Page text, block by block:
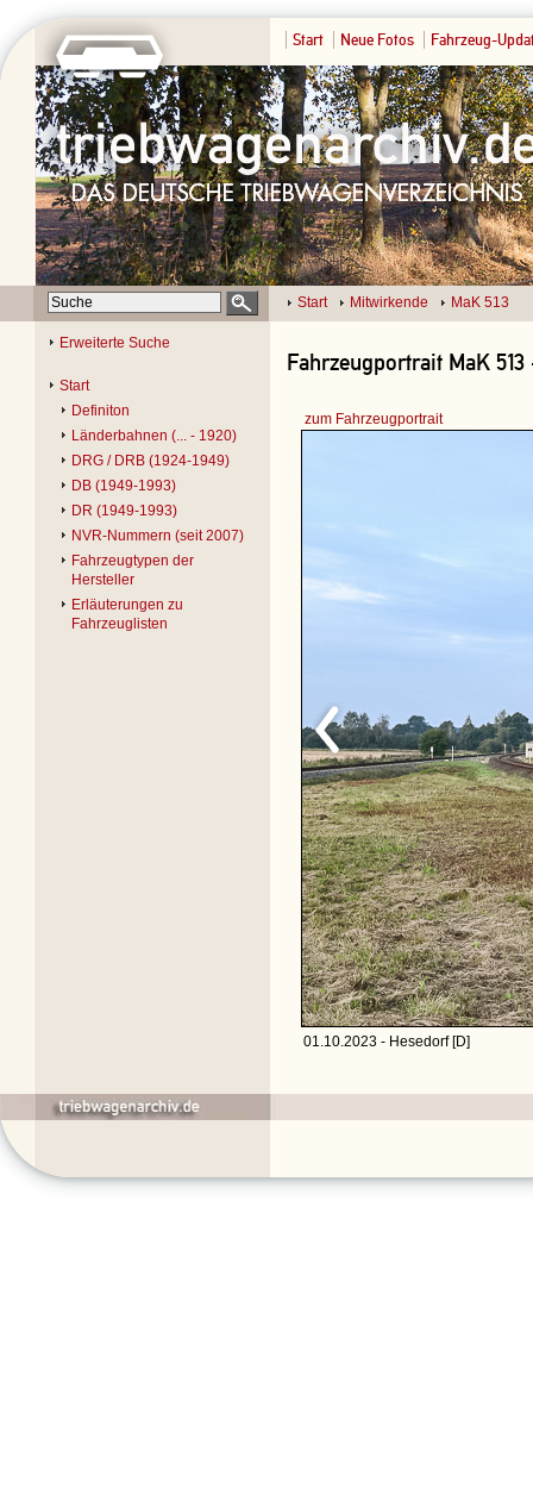
Start Neue Fotos Fahrzeug-
Start Mitwirkende MaK 513
Erweiterte Suche
Start
Definiton
Länderbahnen (... - 1920)
DRG / DRB (1924-1949)
DB (1949-1993)
DR (1949-1993)
NVR-Nummern (seit 2007)
Fahrzeugtypen der
Hersteller
Erläuterungen zu
Fahrzeuglisten
Fahrzeugportrait MaK 513
zum Fahrzeugportrait
01.10.2023 - Hesedorf [D]